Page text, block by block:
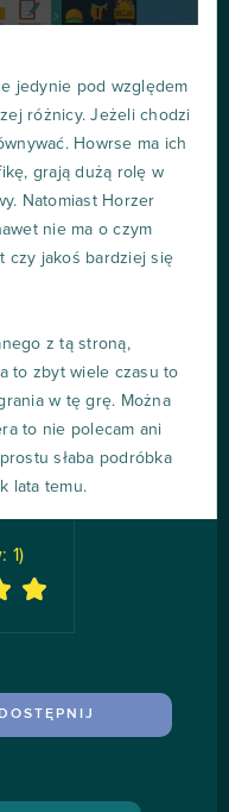
jedynie pod względem
różnicy. Jeżeli chodzi
Howrse ma ich
grają dużą rolę w
Natomiast Horzer
nie ma o czym
czy jakoś bardziej się
z tą stroną,
to zbyt wiele czasu to
w tę grę. Można
to nie polecam ani
słaba podróbka
lata temu.
1)